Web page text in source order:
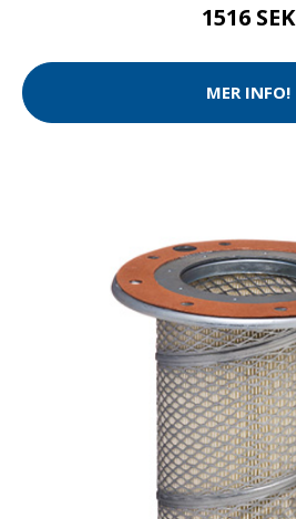
1516 SEK
MER INFO!